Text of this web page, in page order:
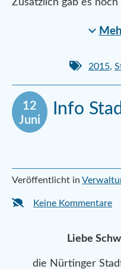
Zusätzlich gab es
2015,
12
Juni
Info
Veröffentlicht in
Keine Kommentare
Liebe
die Nürtinger